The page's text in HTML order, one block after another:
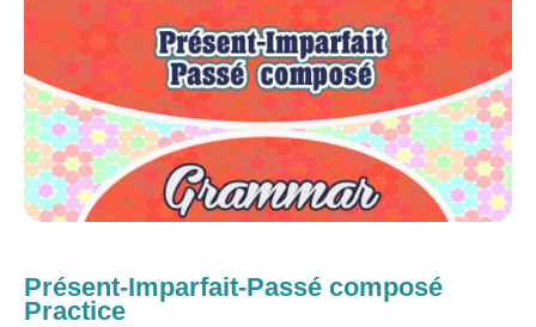
Présent-Imparfait-Passé composé
Practice